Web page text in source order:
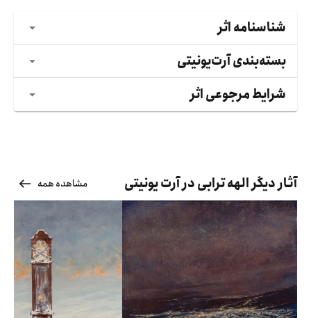
شناسنامه اثر
بسته‌بندی آرت‌یونیتی
شرایط مرجوعی اثر
آثار دیگر الهه ترابی در آرت یونیتی مشاهده همه